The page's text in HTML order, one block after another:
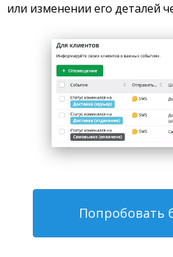
или изменении его деталей
Попробовать